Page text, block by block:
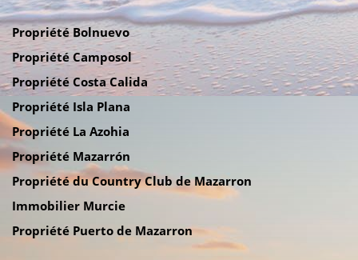
Propriété Bolnuevo
Propriété Camposol
Propriété Costa Calida
Propriété Isla Plana
Propriété La Azohia
Propriété Mazarrón
Propriété du Country Club de Mazarron
Immobilier Murcie
Propriété Puerto de Mazarron